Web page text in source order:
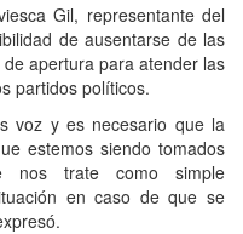
Gil, representante del
de ausentarse de las
apertura para atender las
partidos políticos.
voz y es necesario que la
estemos siendo tomados
nos trate como simple
en caso de que se